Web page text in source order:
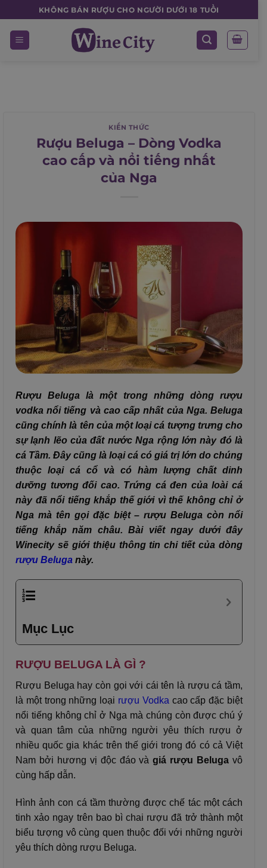
to
content
KHÔNG BÁN RƯỢU CHO NGƯỜI DƯỚI 18 TUỔI
KIẾN THỨC
Rượu Beluga – Dòng Vodka
cao cấp và nổi tiếng nhất
của Nga
Rượu Beluga là một trong những dòng rượu
vodka nổi tiếng và cao cấp nhất của Nga. Beluga
cũng chính là tên của một loại cá tượng trưng cho
sự lạnh lẽo của đất nước Nga rộng lớn này đó là
cá Tầm. Đây cũng là loại cá có giá trị lớn do chúng
thuộc loại cá cổ và có hàm lượng chất dinh
dưỡng tương đối cao. Trứng cá đen của loài cá
này đã nổi tiếng khắp thế giới vì thế không chỉ ở
Nga mà tên gọi đặc biệt – rượu Beluga còn nổi
tiếng khắp năm châu. Bài viết ngay dưới đây
Winecity sẽ giới thiệu thông tin chi tiết của dòng
rượu Beluga này.
Mục Lục
RƯỢU BELUGA LÀ GÌ ?
Rượu Beluga hay còn gọi với cái tên là rượu cá tầm,
là một trong những loại rượu Vodka cao cấp đặc biệt
nổi tiếng không chỉ ở Nga mà chúng còn được chú ý
và quan tâm của những người yêu thích rượu ở
nhiều quốc gia khác trên thế giới trong đó có cả Việt
Nam bởi hương vị độc đáo vàgiá rượu Beluga vô
cùng hấp dẫn.
Hình ảnh con cá tầm thường được chế tác một cách
tinh xảo ngay trên bao bì chai rượu đã trở thành một
biểu tượng vô cùng quen thuộc đối với những người
yêu thích dòng rượu Beluga.